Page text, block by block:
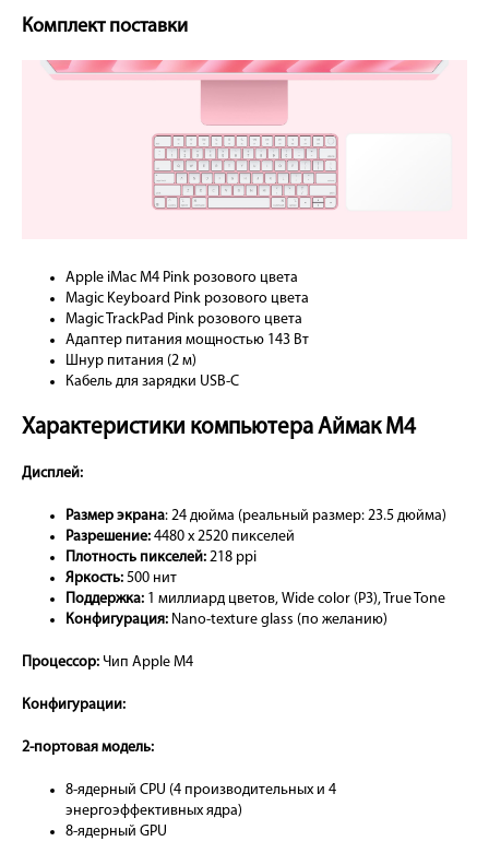
Комплект поставки
Apple iMac M4 Pink розового цвета
Magic Keyboard Pink розового цвета
Magic TrackPad Pink розового цвета
Адаптер питания мощностью 143 Вт
Шнур питания (2 м)
Кабель для зарядки USB-C
Характеристики компьютера Аймак М4
Дисплей:
Размер экрана: 24 дюйма (реальный размер: 23.5 дюйма)
Разрешение: 4480 x 2520 пикселей
Плотность пикселей: 218 ppi
Яркость: 500 нит
Поддержка: 1 миллиард цветов, Wide color (P3), True Tone
Конфигурация: Nano-texture glass (по желанию)
Процессор: Чип Apple M4
Конфигурации:
2-портовая модель:
8-ядерный CPU (4 производительных и 4
энергоэффективных ядра)
8-ядерный GPU